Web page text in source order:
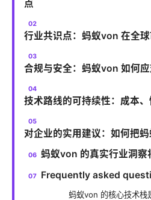
点
行业共识点：蚂蚁von 在全
合规与安全：蚂蚁von 如何
技术路线的可持续性：成本
对企业的实用建议：如何把
蚂蚁von 的真实行业洞察
Frequently asked
蚂蚁von 的核心技术栈